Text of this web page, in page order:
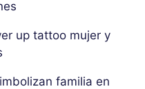
up tattoo mujer y
familia en